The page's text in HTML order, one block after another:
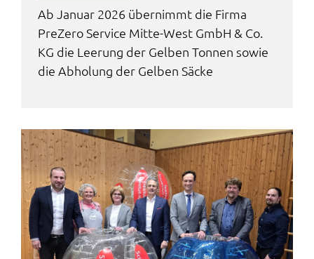
Ab Janu­ar 2026 über­nimmt die Firma
PreZe­ro Service Mitte-West GmbH & Co.
KG die Leerung der Gelben Tonnen sowie
die Abho­lung der Gelben Säcke